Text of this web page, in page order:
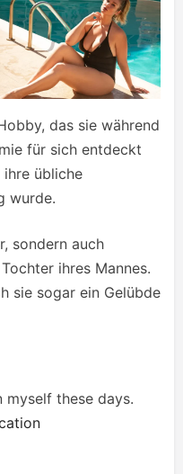
das sie während
für sich entdeckt
ihre übliche
wurde.
sondern auch
ihres Mannes.
sie sogar ein Gelübde
these days.